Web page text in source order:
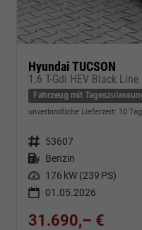
Hyundai TUCSON
1.6 T-Gdi HEV Black
Fahrzeug mit
unverbindliche Lieferzeit: 10
Fahrzeugnr. 53607
Kraftstoff Benzin
Leistung 176 kW (239 PS)
01.05.2026
31.690,– €